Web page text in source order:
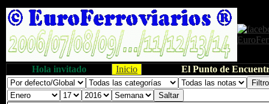
Hola invitado Inicio El Punto de